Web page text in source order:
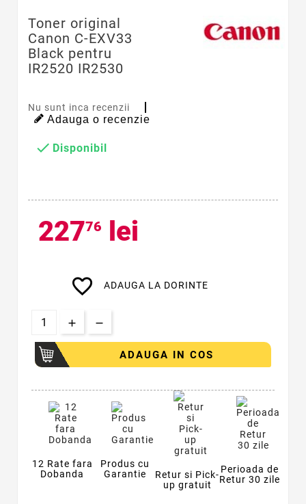
Toner original
Canon C-EXV33
Black pentru
IR2520 IR2530
Nu sunt inca recenzii
Adauga o recenzie
 Disponibil
22776 lei
favorite_border ADAUGA LA DORINTE
ADAUGA IN COS
12 Rate fara
Dobanda
Produs cu
Garantie
Retur si Pick-
up gratuit
Perioada de
Retur 30 zile